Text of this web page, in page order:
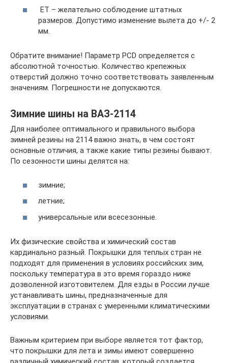
ET – желательно соблюдение штатных
размеров. Допустимо изменение вылета до +/- 2
мм.
Обратите внимание! Параметр PCD определяется с
абсолютной точностью. Количество крепежных
отверстий должно точно соответствовать заявленным
значениям. Погрешности не допускаются.
Зимние шины на ВАЗ-2114
Для наиболее оптимального и правильного выбора
зимней резины на 2114 важно знать, в чем состоят
основные отличия, а также какие типы резины бывают.
По сезонности шины делятся на:
зимние;
летние;
универсальные или всесезонные.
Их физические свойства и химический состав
кардинально разный. Покрышки для теплых стран не
подходят для применения в условиях российских зим,
поскольку температура в это время гораздо ниже
дозволенной изготовителем. Для езды в России лучше
устанавливать шины, предназначенные для
эксплуатации в странах с умеренными климатическими
условиями.
Важным критерием при выборе является тот фактор,
что покрышки для лета и зимы имеют совершенно